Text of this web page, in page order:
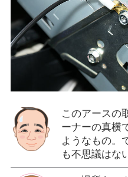
このアースの
ーナーの真横
ようなもの。
も不思議はな